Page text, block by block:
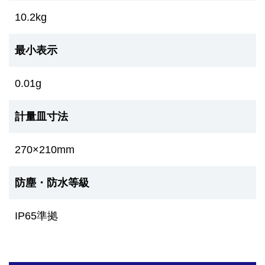
10.2kg
最小表示
0.01g
計量皿寸法
270×210mm
防塵・防水等級
IP65準拠